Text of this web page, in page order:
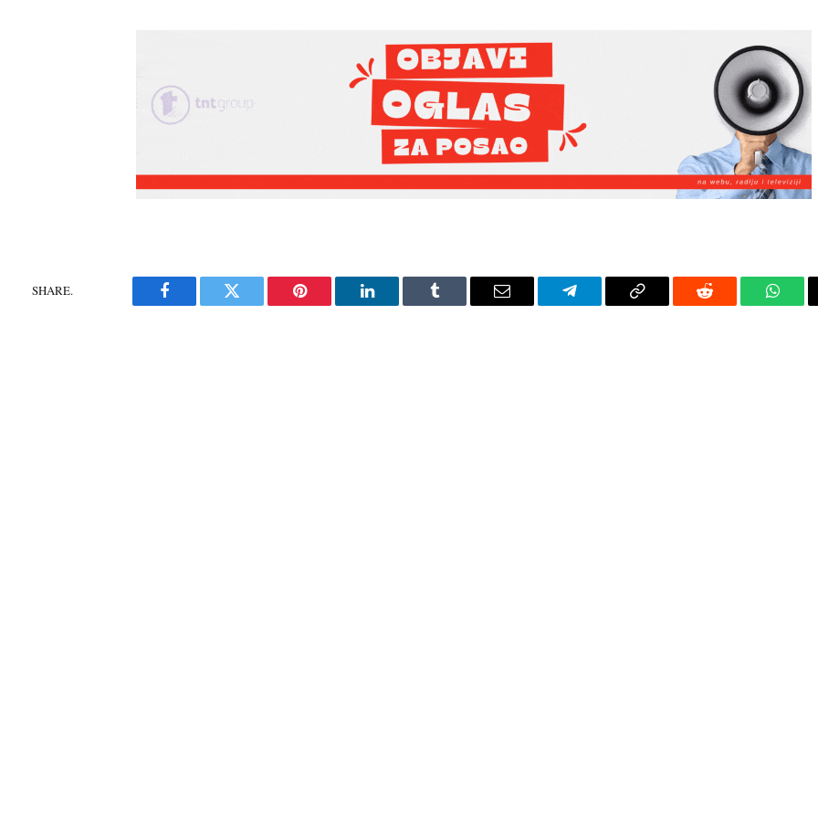
SHARE.
Facebook Twitter Pinterest LinkedIn Tumblr Email Telegram Copy
Reddit